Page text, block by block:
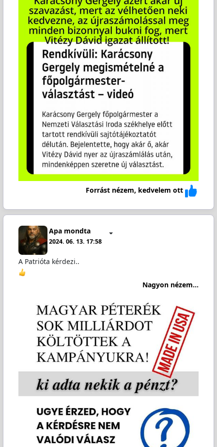
Forrást nézem, kedvelem ott
Apa mondta
2024. 06. 13. 17:58
A Patrióta kérdezi..
Nagyon nézem...